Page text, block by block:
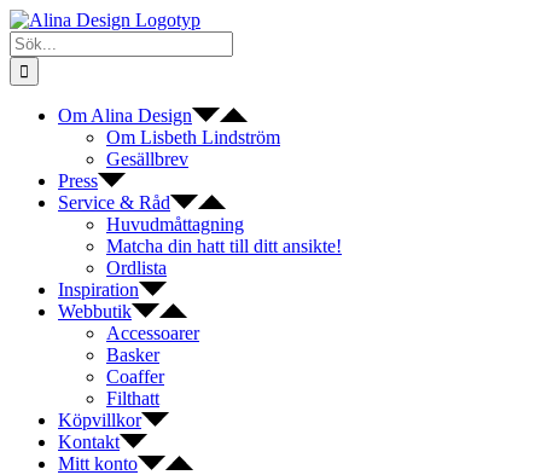
Fortsätt
till
innehållet
Sök
efter:
Om Alina Design
Om Lisbeth Lindström
Gesällbrev
Press
Service & Råd
Huvudmåttagning
Matcha din hatt till ditt ansikte!
Ordlista
Inspiration
Webbutik
Accessoarer
Basker
Coaffer
Filthatt
Köpvillkor
Kontakt
Mitt konto